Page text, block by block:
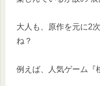
大人も、原作を元に2
ね？
例えば、人気ゲーム『